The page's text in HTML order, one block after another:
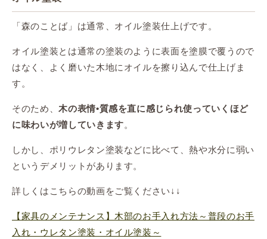
「森のことば」は通常、オイル塗装仕上げです。
オイル塗装とは通常の塗装のように表面を塗膜で覆うので
はなく、よく磨いた木地にオイルを擦り込んで仕上げま
す。
そのため、木の表情•質感を直に感じられ使っていくほど
に味わいが増していきます。
しかし、ポリウレタン塗装などに比べて、熱や水分に弱い
というデメリットがあります。
詳しくはこちらの動画をご覧ください↓↓
【家具のメンテナンス】木部のお手入れ方法～普段のお手
入れ・ウレタン塗装・オイル塗装～